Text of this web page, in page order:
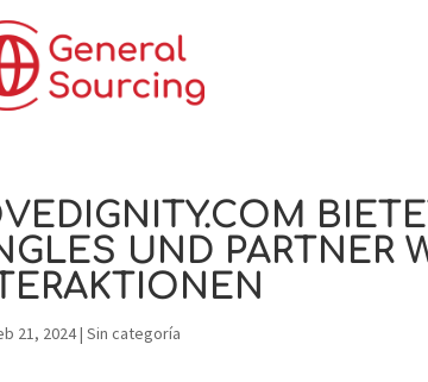
UND PARTNER
21, 2024|Sin categoría